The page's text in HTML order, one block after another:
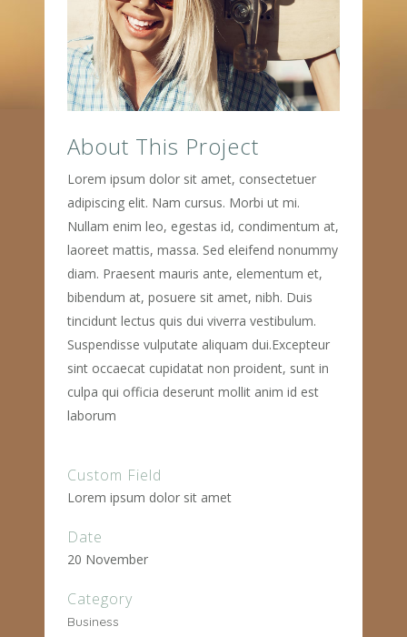
About This Project
Lorem ipsum dolor sit amet, consectetuer
adipiscing elit. Nam cursus. Morbi ut mi.
Nullam enim leo, egestas id, condimentum at,
laoreet mattis, massa. Sed eleifend nonummy
diam. Praesent mauris ante, elementum et,
bibendum at, posuere sit amet, nibh. Duis
tincidunt lectus quis dui viverra vestibulum.
Suspendisse vulputate aliquam dui.Excepteur
sint occaecat cupidatat non proident, sunt in
culpa qui officia deserunt mollit anim id est
laborum
Custom Field
Lorem ipsum dolor sit amet
Date
20 November
Category
Business